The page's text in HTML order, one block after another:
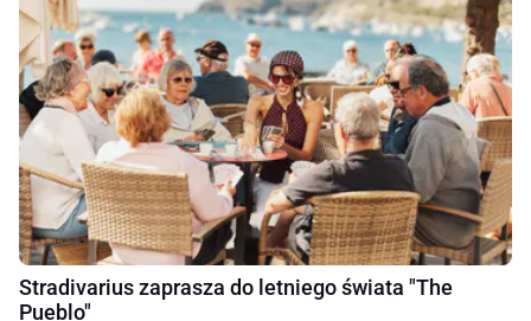
Stradivarius zaprasza do letniego świata "The
Pueblo"